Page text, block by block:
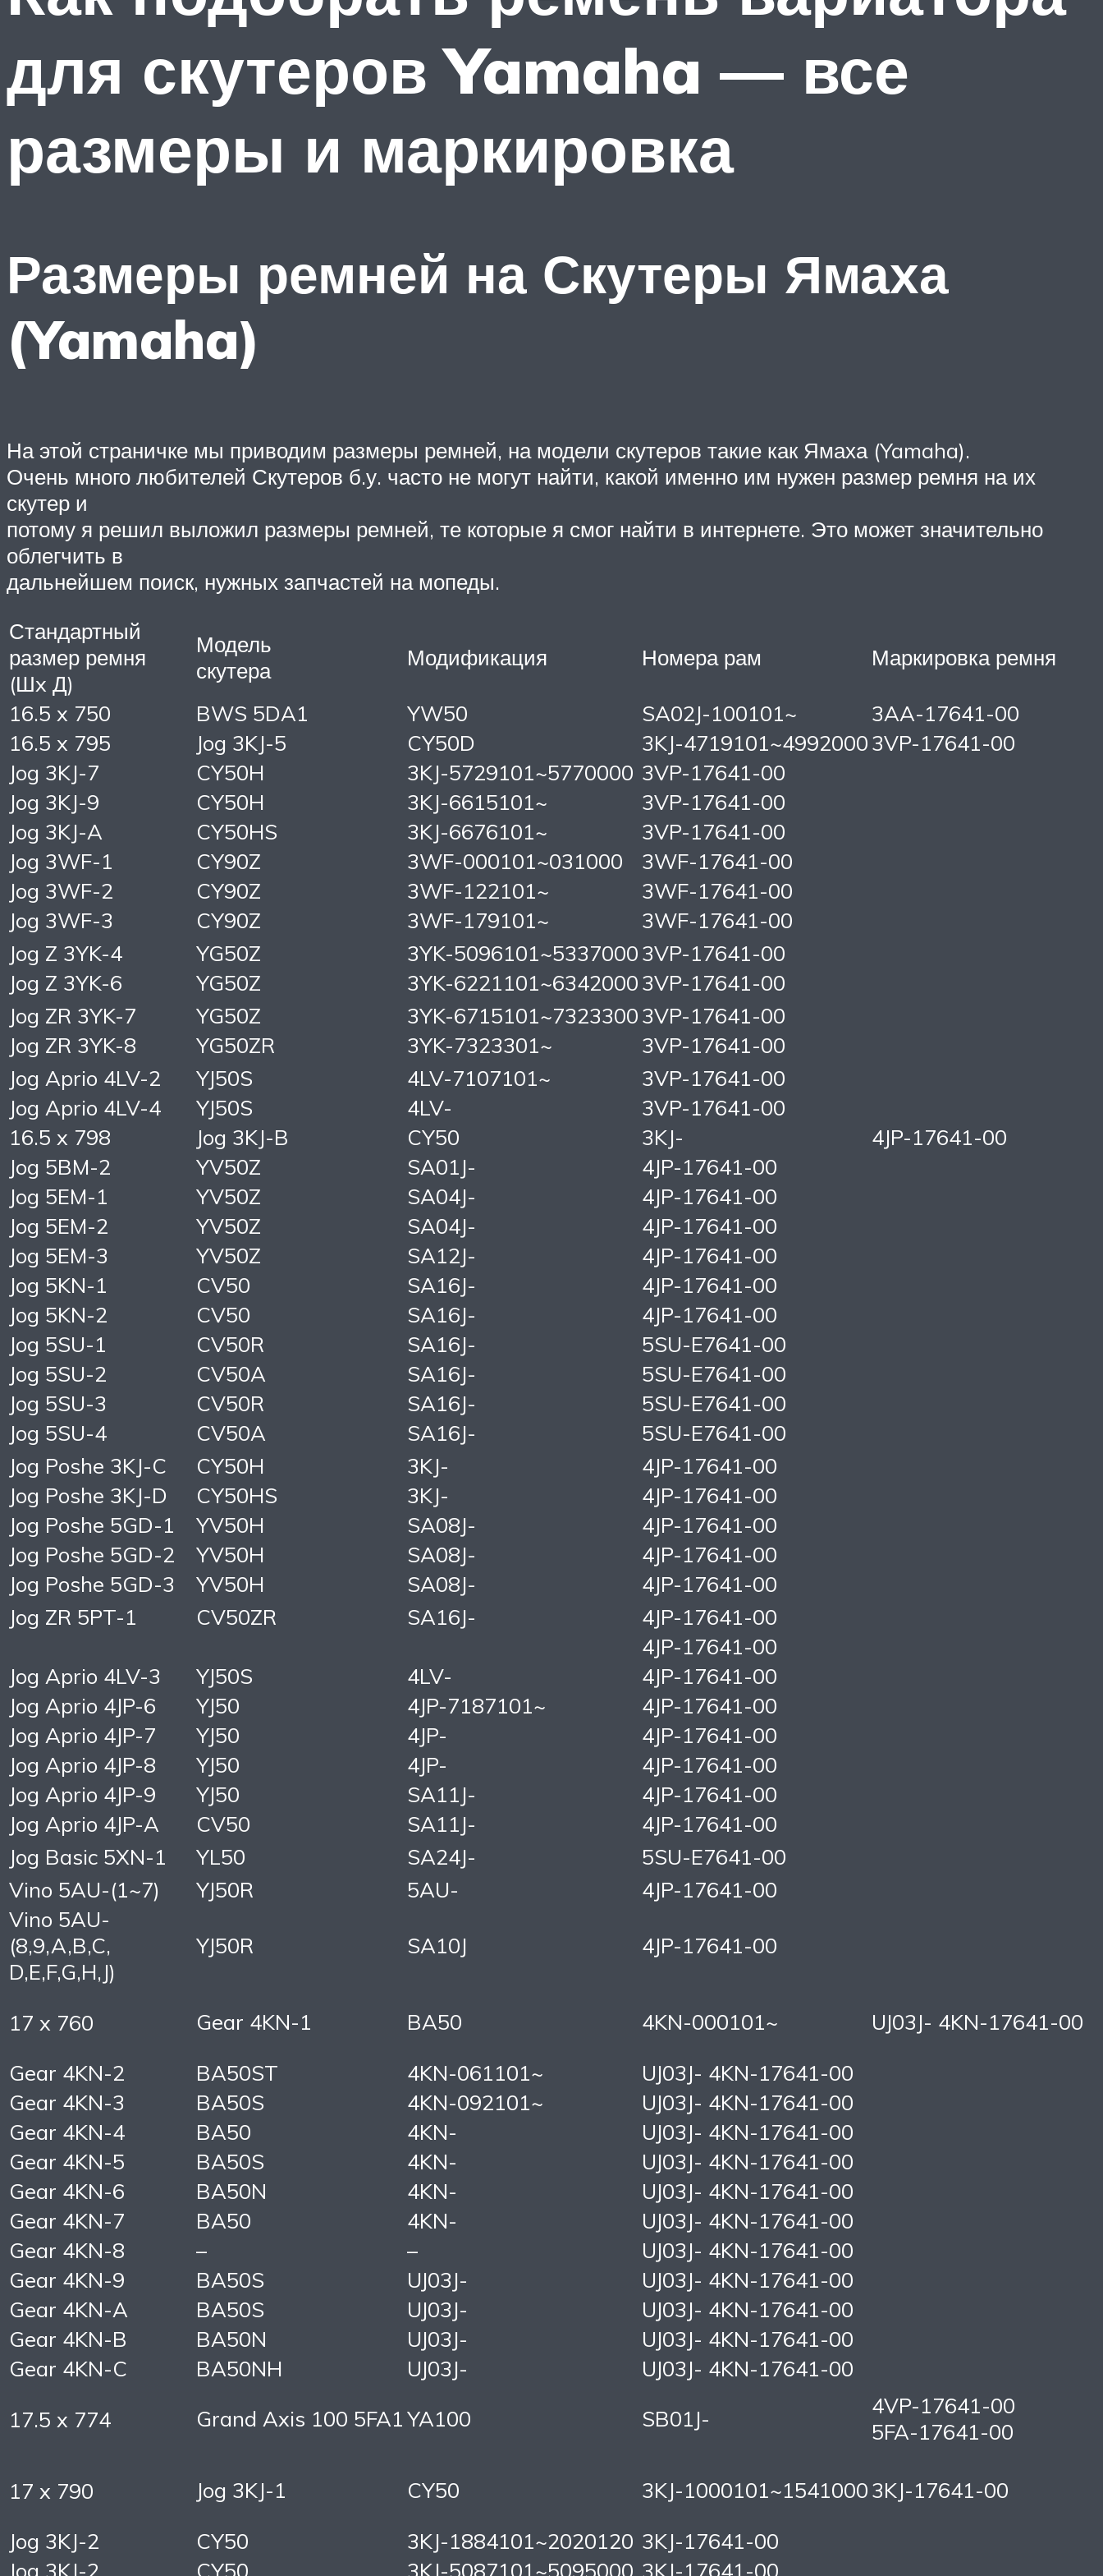
для скутеров Yamaha — все
размеры и маркировка
Размеры ремней на Скутеры Ямаха
(Yamaha)
На этой страничке мы приводим размеры ремней, на модели скутеров такие как Ямаха (Yamaha).
Очень много любителей Скутеров б.у. часто не могут найти, какой именно им нужен размер ремня на их
скутер и
потому я решил выложил размеры ремней, те которые я смог найти в интернете. Это может значительно
облегчить в
дальнейшем поиск, нужных запчастей на мопеды.
Стандартный
размер ремня
(Шx Д)
Модель
скутера
Модификация Номера рам Маркировка ремня
16.5 x 750 BWS 5DA1 YW50 SA02J-100101~
3AA-17641-00
16.5 x 795
Jog 3KJ-5 CY50D 3KJ-4719101~49920003VP-17641-00
Jog 3KJ-7
CY50H 3KJ-5729101~5770000 3VP-17641-00
Jog 3KJ-9
CY50H 3KJ-6615101~
3VP-17641-00
Jog 3KJ-A
CY50HS 3KJ-6676101~
3VP-17641-00
Jog 3WF-1
CY90Z 3WF-000101~031000
3WF-17641-00
Jog 3WF-2
CY90Z 3WF-122101~
3WF-17641-00
Jog 3WF-3
CY90Z 3WF-179101~
3WF-17641-00
Jog Z 3YK-4
YG50Z 3YK-5096101~53370003VP-17641-00
Jog Z 3YK-6
YG50Z 3YK-6221101~63420003VP-17641-00
Jog ZR 3YK-7
YG50Z 3YK-6715101~73233003VP-17641-00
Jog ZR 3YK-8
YG50ZR 3YK-7323301~
3VP-17641-00
Jog Aprio 4LV-2
YJ50S 4LV-7107101~
3VP-17641-00
Jog Aprio 4LV-4
YJ50S 4LV-
3VP-17641-00
16.5 x 798
Jog 3KJ-B CY50 3KJ-
4JP-17641-00
Jog 5BM-2
YV50Z SA01J-
4JP-17641-00
Jog 5EM-1
YV50Z SA04J-
4JP-17641-00
Jog 5EM-2
YV50Z SA04J-
4JP-17641-00
Jog 5EM-3
YV50Z SA12J-
4JP-17641-00
Jog 5KN-1
CV50 SA16J-
4JP-17641-00
Jog 5KN-2
CV50 SA16J-
4JP-17641-00
Jog 5SU-1
CV50R SA16J-
5SU-E7641-00
Jog 5SU-2
CV50A SA16J-
5SU-E7641-00
Jog 5SU-3
CV50R SA16J-
5SU-E7641-00
Jog 5SU-4
CV50A SA16J-
5SU-E7641-00
Jog Poshe 3KJ-C
CY50H 3KJ-
4JP-17641-00
Jog Poshe 3KJ-D
CY50HS 3KJ-
4JP-17641-00
Jog Poshe 5GD-1
YV50H SA08J-
4JP-17641-00
Jog Poshe 5GD-2
YV50H SA08J-
4JP-17641-00
Jog Poshe 5GD-3
YV50H SA08J-
4JP-17641-00
Jog ZR 5PT-1
CV50ZR SA16J-
4JP-17641-00
4JP-17641-00
Jog Aprio 4LV-3
YJ50S 4LV-
4JP-17641-00
Jog Aprio 4JP-6
YJ50 4JP-7187101~
4JP-17641-00
Jog Aprio 4JP-7
YJ50 4JP-
4JP-17641-00
Jog Aprio 4JP-8
YJ50 4JP-
4JP-17641-00
Jog Aprio 4JP-9
YJ50 SA11J-
4JP-17641-00
Jog Aprio 4JP-A
CV50 SA11J-
4JP-17641-00
Jog Basic 5XN-1
YL50 SA24J-
5SU-E7641-00
Vino 5AU-(1~7)
YJ50R 5AU-
4JP-17641-00
Vino 5AU-
(8,9,A,B,C,
D,E,F,G,H,J)
YJ50R SA10J 4JP-17641-00
17 x 760 Gear 4KN-1 BA50 4KN-000101~
UJ03J- 4KN-17641-00
Gear 4KN-2
BA50ST 4KN-061101~
UJ03J- 4KN-17641-00
Gear 4KN-3
BA50S 4KN-092101~
UJ03J- 4KN-17641-00
Gear 4KN-4
BA50 4KN-
UJ03J- 4KN-17641-00
Gear 4KN-5
BA50S 4KN-
UJ03J- 4KN-17641-00
Gear 4KN-6
BA50N 4KN-
UJ03J- 4KN-17641-00
Gear 4KN-7
BA50 4KN-
UJ03J- 4KN-17641-00
Gear 4KN-8
– –
UJ03J- 4KN-17641-00
Gear 4KN-9
BA50S UJ03J-
UJ03J- 4KN-17641-00
Gear 4KN-A
BA50S UJ03J-
UJ03J- 4KN-17641-00
Gear 4KN-B
BA50N UJ03J-
UJ03J- 4KN-17641-00
Gear 4KN-C
BA50NH UJ03J-
UJ03J- 4KN-17641-00
17.5 x 774
Grand Axis 100 5FA1YA100 SB01J-
4VP-17641-00
5FA-17641-00
17 x 790 Jog 3KJ-1 CY50 3KJ-1000101~15410003KJ-17641-00
Jog 3KJ-2
CY50 3KJ-1884101~2020120 3KJ-17641-00
Jog 3KJ-2
CY50 3KJ-5087101~5095000 3KJ-17641-00